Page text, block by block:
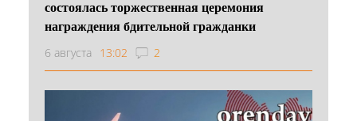
состоялась торжественная церемония
награждения бдительной гражданки
6 августа 13:02 2